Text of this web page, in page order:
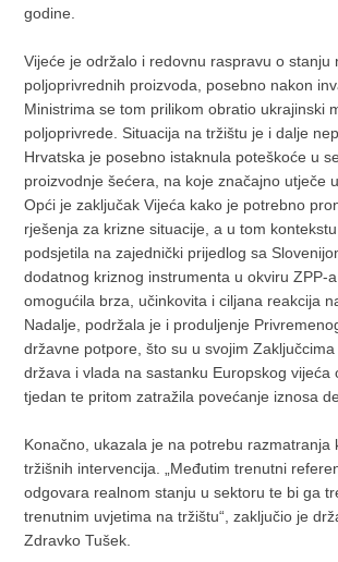
godine.
Vijeće je održalo i redovnu raspravu o stanju
poljoprivrednih proizvoda, posebno nakon
Ministrima se tom prilikom obratio ukrajinski
poljoprivrede. Situacija na tržištu je i dalje
Hrvatska je posebno istaknula poteškoće u
proizvodnje šećera, na koje značajno utječe
Opći je zaključak Vijeća kako je potrebno
rješenja za krizne situacije, a u tom
podsjetila na zajednički prijedlog sa
dodatnog kriznog instrumenta u okviru ZPP-
omogućila brza, učinkovita i ciljana reakcija
Nadalje, podržala je i produljenje
državne potpore, što su u svojim
država i vlada na sastanku Europskog vijeća
tjedan te pritom zatražila povećanje iznosa
Konačno, ukazala je na potrebu razmatranja
tržišnih intervencija. „Međutim trenutni
odgovara realnom stanju u sektoru te bi ga
trenutnim uvjetima na tržištu“, zaključio je
Zdravko Tušek.